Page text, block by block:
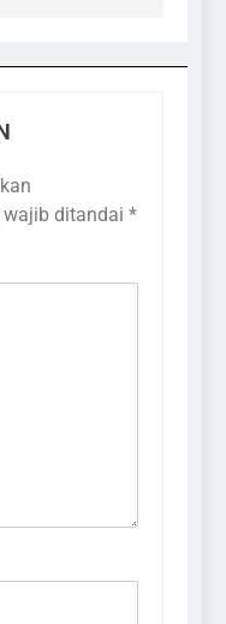
wajib ditandai *